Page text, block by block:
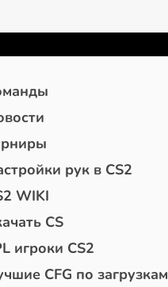
рук в CS2
WIKI
CS
игроки CS2
CFG по загрузкам